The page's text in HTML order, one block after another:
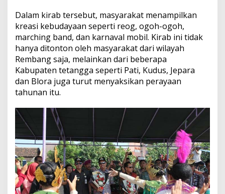
Dalam kirab tersebut, masyarakat menampilkan
kreasi kebudayaan seperti reog, ogoh-ogoh,
marching band, dan karnaval mobil. Kirab ini tidak
hanya ditonton oleh masyarakat dari wilayah
Rembang saja, melainkan dari beberapa
Kabupaten tetangga seperti Pati, Kudus, Jepara
dan Blora juga turut menyaksikan perayaan
tahunan itu.